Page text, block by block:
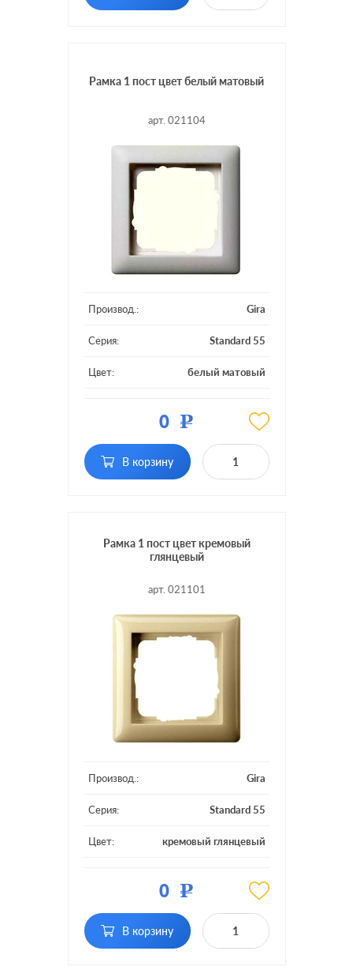
Рамка 1 пост цвет белый матовый
арт. 021104
Производ.: Gira
Серия: Standard 55
Цвет: белый матовый
0 Р
В корзину
Рамка 1 пост цвет кремовый
глянцевый
арт. 021101
Производ.: Gira
Серия: Standard 55
Цвет: кремовый глянцевый
0 Р
В корзину